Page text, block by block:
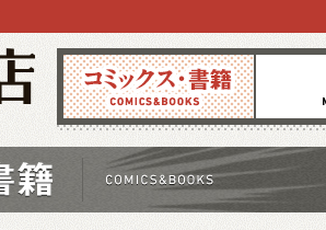
コミックス 雑誌